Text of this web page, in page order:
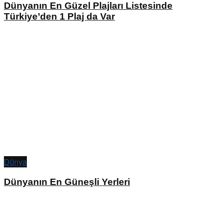
Dünyanın En Güzel Plajları Listesinde
Türkiye’den 1 Plaj da Var
Dünya
Dünyanın En Güneşli Yerleri